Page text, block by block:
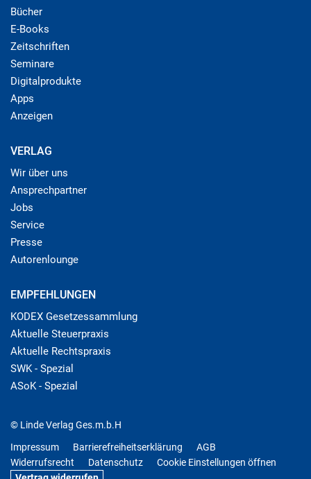
Bücher
E-Books
Zeitschriften
Seminare
Digitalprodukte
Apps
Anzeigen
VERLAG
Wir über uns
Ansprechpartner
Jobs
Service
Presse
Autorenlounge
EMPFEHLUNGEN
KODEX Gesetzessammlung
Aktuelle Steuerpraxis
Aktuelle Rechtspraxis
SWK - Spezial
ASoK - Spezial
© Linde Verlag Ges.m.b.H
Impressum
Barrierefreiheitserklärung
AGB
Widerrufsrecht
Datenschutz
Cookie Einstellungen öffnen